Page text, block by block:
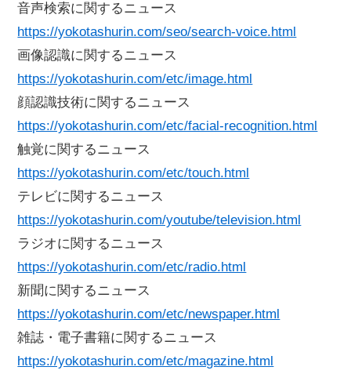
音声検索に関するニュース
https://yokotashurin.com/seo/search-voice.html
画像認識に関するニュース
https://yokotashurin.com/etc/image.html
顔認識技術に関するニュース
https://yokotashurin.com/etc/facial-recognition.html
触覚に関するニュース
https://yokotashurin.com/etc/touch.html
テレビに関するニュース
https://yokotashurin.com/youtube/television.html
ラジオに関するニュース
https://yokotashurin.com/etc/radio.html
新聞に関するニュース
https://yokotashurin.com/etc/newspaper.html
雑誌・電子書籍に関するニュース
https://yokotashurin.com/etc/magazine.html